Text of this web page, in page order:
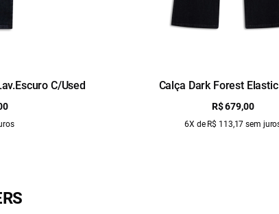
C/Used Calça Dark Forest
R$ 679,00
6X de R$ 113,17 sem